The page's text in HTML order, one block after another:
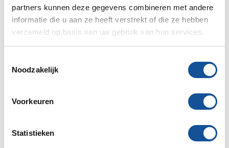
partners kunnen deze gegevens combineren met andere
informatie die u aan ze heeft verstrekt of die ze hebben
verzameld op basis van uw gebruik van hun services.
Noodzakelijk
Voorkeuren
Statistieken
Transport code 1 Wat is dit?
Meer weten? Bel mij terug